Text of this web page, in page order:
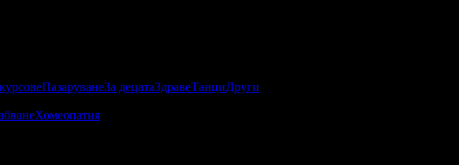
ПазаруванеЗа децатаЗдравеТанциДруги
Хомеопатия